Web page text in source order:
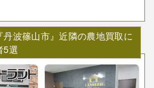
丹波篠山市』近隣の農地買取に
5選